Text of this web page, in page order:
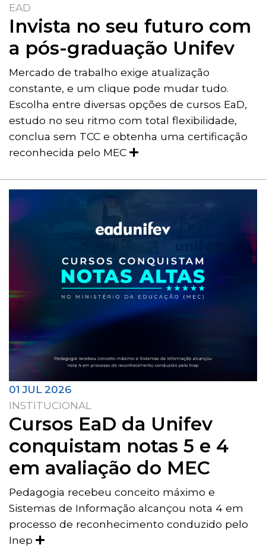
EAD
Invista no seu futuro com
a pós-graduação Unifev
Mercado de trabalho exige atualização
constante, e um clique pode mudar tudo.
Escolha entre diversas opções de cursos EaD,
estudo no seu ritmo com total flexibilidade,
conclua sem TCC e obtenha uma certificação
reconhecida pelo MEC
01 JUL 2026
INSTITUCIONAL
Cursos EaD da Unifev
conquistam notas 5 e 4
em avaliação do MEC
Pedagogia recebeu conceito máximo e
Sistemas de Informação alcançou nota 4 em
processo de reconhecimento conduzido pelo
Inep